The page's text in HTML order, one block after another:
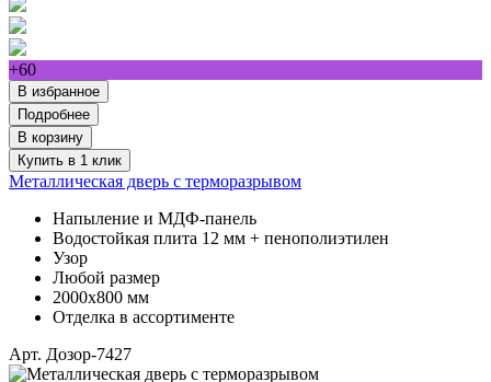
+60
В избранное
Подробнее
В корзину
Купить в 1 клик
Металлическая дверь с терморазрывом
Напыление и МДФ-панель
Водостойкая плита 12 мм + пенополиэтилен
Узор
Любой размер
2000х800 мм
Отделка в ассортименте
Арт. Дозор-7427